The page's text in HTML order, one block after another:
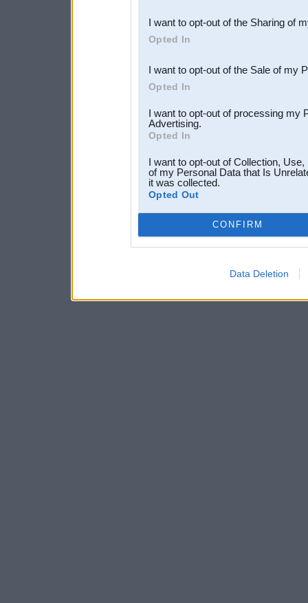
Downstream Participants
third parties.
I want to opt-out of the Sharing of
Opted In
I want to opt-out of the Sale of my
Opted In
I want to opt-out of processing my
Advertising.
Opted In
I want to opt-out of Collection,
of my Personal Data that Is
it was collected.
Opted Out
CONFIRM
Data Deletion